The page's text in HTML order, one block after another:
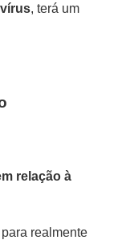
vírus, terá um
relação à
realmente